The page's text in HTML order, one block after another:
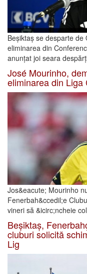
Beșiktaș se desparte
eliminarea din
anunțat joi seara
José Mourinho,
eliminarea din Liga
Jos&eacute; Mourinho
Fenerbah&ccedil;e
vineri să &icirc;ncheie
Beșiktaș,
cluburi solicită
Lig